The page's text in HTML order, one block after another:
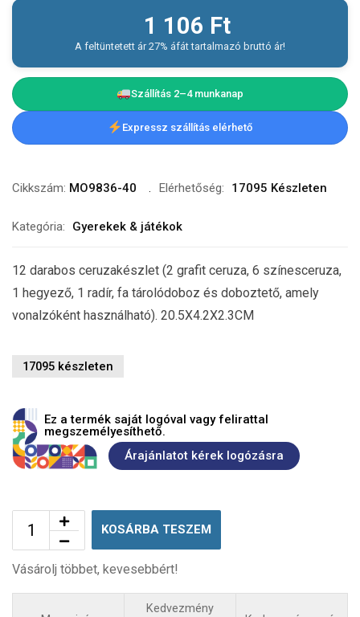
1 106 Ft
A feltüntetett ár 27% áfát tartalmazó bruttó ár!
Szállítás 2–4 munkanap
Expressz szállítás elérhető
Cikkszám: MO9836-40 Elérhetőség: 17095 Készleten
Kategória: Gyerekek & játékok
12 darabos ceruzakészlet (2 grafit ceruza, 6 színesceruza,
1 hegyező, 1 radír, fa tárolódoboz és doboztető, amely
vonalzóként használható). 20.5X4.2X2.3CM
17095 készleten
Ez a termék saját logóval vagy felirattal
megszemélyesíthető.
Árajánlatot kérek logózásra
KOSÁRBA TESZEM
Vásárolj többet, kevesebbért!
Kedvezmény